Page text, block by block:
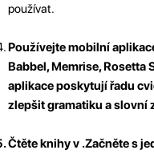
používat.
Používejte mobilní
Babbel, Memrise, Rosetta
aplikace poskytují řadu
zlepšit gramatiku a slovní
Čtěte knihy v .Začněte s